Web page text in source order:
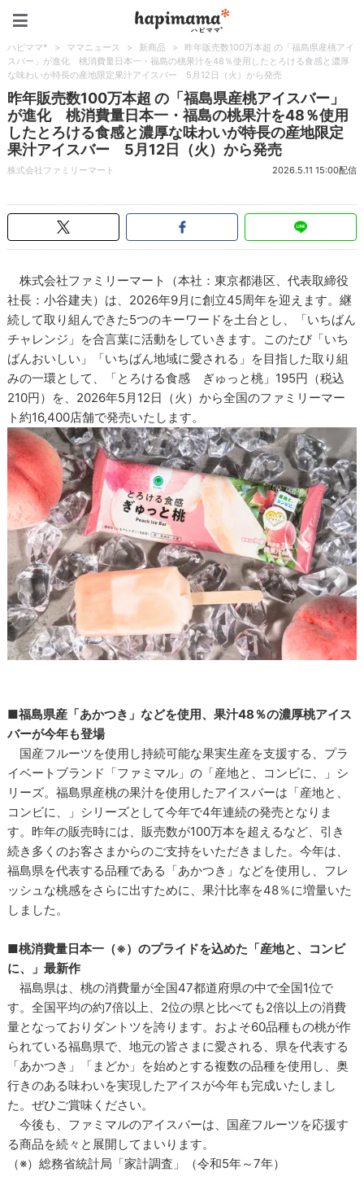
ハピママ* > ママニュース > 新商品 >
昨年販売数100万本超 の「福島県産桃アイ
スバー」が進化 桃消費量日本一・福島の桃果汁を48％使用したとろける食感と濃厚
な味わいが特長の産地限定果汁アイスバー 5月12日（火）から発売
昨年販売数100万本超 の「福島県産桃アイスバー」
が進化 桃消費量日本一・福島の桃果汁を48％使用
したとろける食感と濃厚な味わいが特長の産地限定
果汁アイスバー 5月12日（火）から発売
株式会社ファミリーマート 2026.5.11 15:00配信
株式会社ファミリーマート（本社：東京都港区、代表取締役
社長：小谷建夫）は、2026年9月に創立45周年を迎えます。継
続して取り組んできた5つのキーワードを土台とし、「いちばん
チャレンジ」を合言葉に活動をしていきます。このたび「いち
ばんおいしい」「いちばん地域に愛される」を目指した取り組
みの一環として、「とろける食感 ぎゅっと桃」195円（税込
210円）を、2026年5月12日（火）から全国のファミリーマー
ト約16,400店舗で発売いたします。
■福島県産「あかつき」などを使用、果汁48％の濃厚桃アイス
バーが今年も登場
国産フルーツを使用し持続可能な果実生産を支援する、プラ
イベートブランド「ファミマル」の「産地と、コンビに、」シ
リーズ。福島県産桃の果汁を使用したアイスバーは「産地と、
コンビに、」シリーズとして今年で4年連続の発売となりま
す。昨年の販売時には、販売数が100万本を超えるなど、引き
続き多くのお客さまからのご支持をいただきました。今年は、
福島県を代表する品種である「あかつき」などを使用し、フレ
ッシュな桃感をさらに出すために、果汁比率を48％に増量いた
しました。
■桃消費量日本一（※）のプライドを込めた「産地と、コンビ
に、」最新作
福島県は、桃の消費量が全国47都道府県の中で全国1位で
す。全国平均の約7倍以上、2位の県と比べても2倍以上の消費
量となっておりダントツを誇ります。およそ60品種もの桃が作
られている福島県で、地元の皆さまに愛される、県を代表する
「あかつき」「まどか」を始めとする複数の品種を使用し、奥
行きのある味わいを実現したアイスが今年も完成いたしまし
た。ぜひご賞味ください。
今後も、ファミマルのアイスバーは、国産フルーツを応援す
る商品を続々と展開してまいります。
（※）総務省統計局「家計調査」（令和5年～7年）